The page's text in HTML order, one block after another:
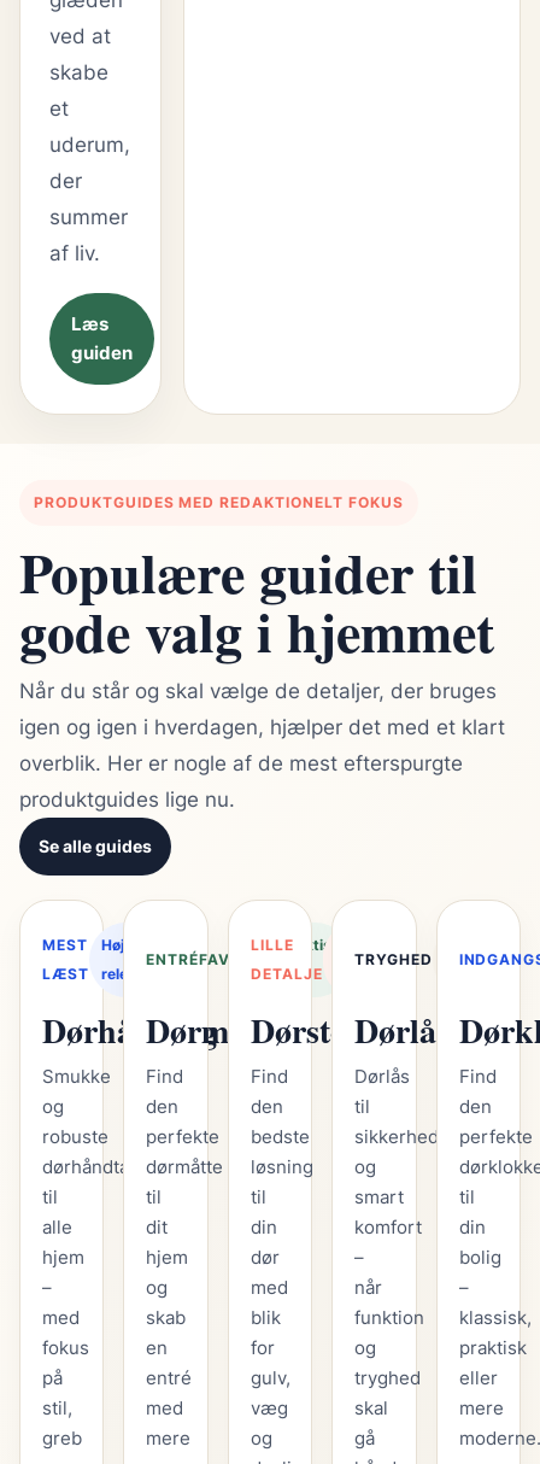
ved at
skabe
et
uderum,
der
summer
af liv.
Læs
guiden
PRODUKTGUIDES MED REDAKTIONELT FOKUS
Populære guider til
gode valg i hjemmet
Når du står og skal vælge de detaljer, der bruges
igen og igen i hverdagen, hjælper det med et klart
overblik. Her er nogle af de mest efterspurgte
produktguides lige nu.
Se alle guides
MEST
LÆST
Høj
relevans
Dørhåndtag
Smukke
og
robuste
dørhåndtag
til
alle
hjem
–
med
fokus
på
stil,
greb
ENTRÉFAVORIT
Praktisk
valg
Dørmåtte
Find
den
perfekte
dørmåtte
til
dit
hjem
og
skab
en
entré
med
mere
LILLE
DETALJE
Dørstopper
Find
den
bedste
løsning
til
din
dør
med
blik
for
gulv,
væg
og
TRYGHED
Dørlås
Dørlås
til
sikkerhed
og
smart
komfort
–
når
funktion
og
tryghed
skal
gå
Find
den
perfekte
til
din
bolig
–
klassisk,
praktisk
eller
mere
moderne.